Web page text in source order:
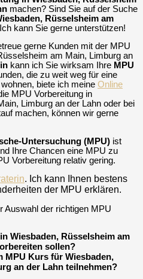
machen? Sind Sie auf der Suche
Rüsselsheim am
kann Sie gerne unterstützen!
gerne Kunden mit der MPU
am Main, Limburg an
kann ich Sie wirksam Ihre MPU
die zu weit weg für eine
biete ich meine Online
MPU Vorbereitung in
Limburg an der Lahn oder bei
machen, können wir gerne
Untersuchung (MPU) ist
Ihre Chancen eine MPU zu
Vorbereitung relativ gering.
. Ich kann Ihnen bestens
der MPU erklären.
Auswahl der richtigen MPU
Wiesbaden, Rüsselsheim am
sollen?
MPU Kurs für Wiesbaden,
an der Lahn teilnehmen?